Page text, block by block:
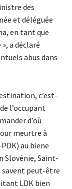
des
et déléguée
en tant que
a déclaré
abus dans
c’est-
l’occupant
d’où
meurtre à
au biene
Slovénie, Saint-
savent peut-être
LDK bien